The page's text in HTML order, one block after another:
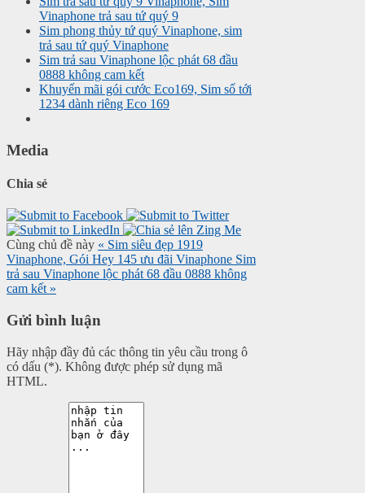
Vinaphone trả sau tứ quý 9
Sim phong thủy tứ quý Vinaphone, sim
trả sau tứ quý Vinaphone
Sim trả sau Vinaphone lộc phát 68 đầu
0888 không cam kết
Khuyến mãi gói cước Eco169, Sim số tới
1234 dành riêng Eco 169
Media
Chia sẻ
Cùng chủ đề này « Sim siêu đẹp 1919
Vinaphone, Gói Hey 145 ưu đãi Vinaphone Sim
trả sau Vinaphone lộc phát 68 đầu 0888 không
cam kết »
Gửi bình luận
Hãy nhập đầy đủ các thông tin yêu cầu trong ô
có dấu (*). Không được phép sử dụng mã
HTML.